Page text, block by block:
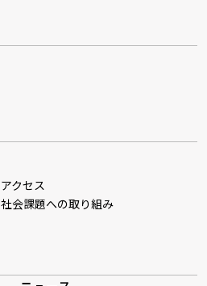
アクセス
社会課題への取り組み